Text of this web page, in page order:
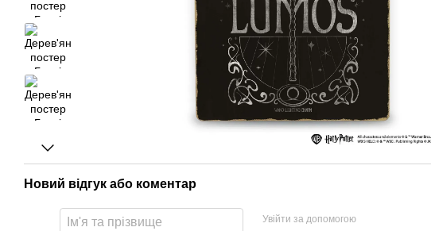
Новий відгук або коментар
Увійти за допомогою